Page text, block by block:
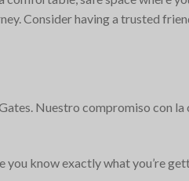
Consider having a trusted
Nuestro compromiso con la
know exactly what you’re